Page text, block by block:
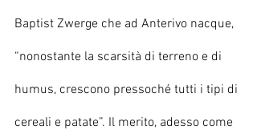
Baptist Zwerge che ad Anterivo nacque,
“nonostante la scarsità di terreno e di
humus, crescono pressoché tutti i tipi di
cereali e patate”. Il merito, adesso come